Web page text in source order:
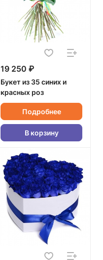
19 250 ₽
Букет из 35 синих и
красных роз
Подробнее
В корзину